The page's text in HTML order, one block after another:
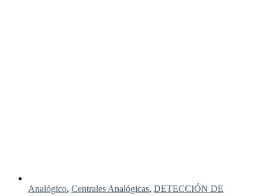
Analógico, Centrales Analógicas, DETECCIÓN DE